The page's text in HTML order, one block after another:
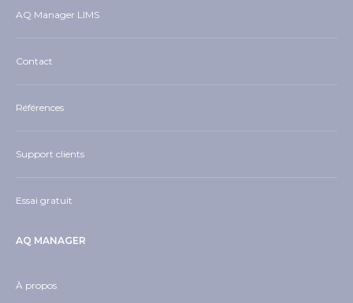
AQ Manager LIMS
Contact
Références
Support clients
Essai gratuit
AQ MANAGER
À propos